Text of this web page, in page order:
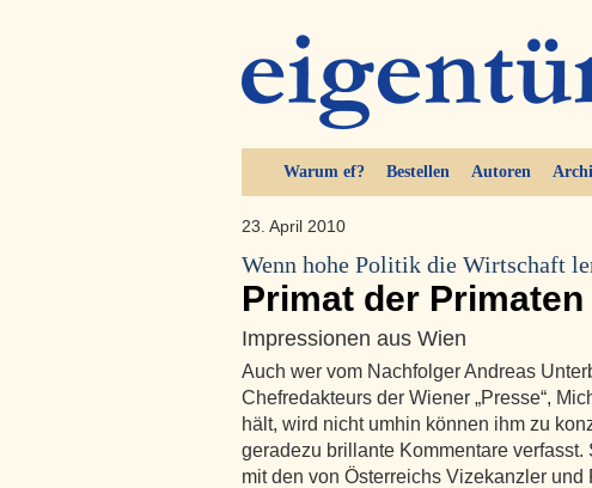
Warum ef? Bestellen Autoren
23. April 2010
Wenn hohe Politik die Wirtschaft
Primat der Primaten
Impressionen aus Wien
Auch wer vom Nachfolger Andreas
Chefredakteurs der Wiener „Presse“,
hält, wird nicht umhin können ihm zu
geradezu brillante Kommentare
mit den von Österreichs Vizekanzler